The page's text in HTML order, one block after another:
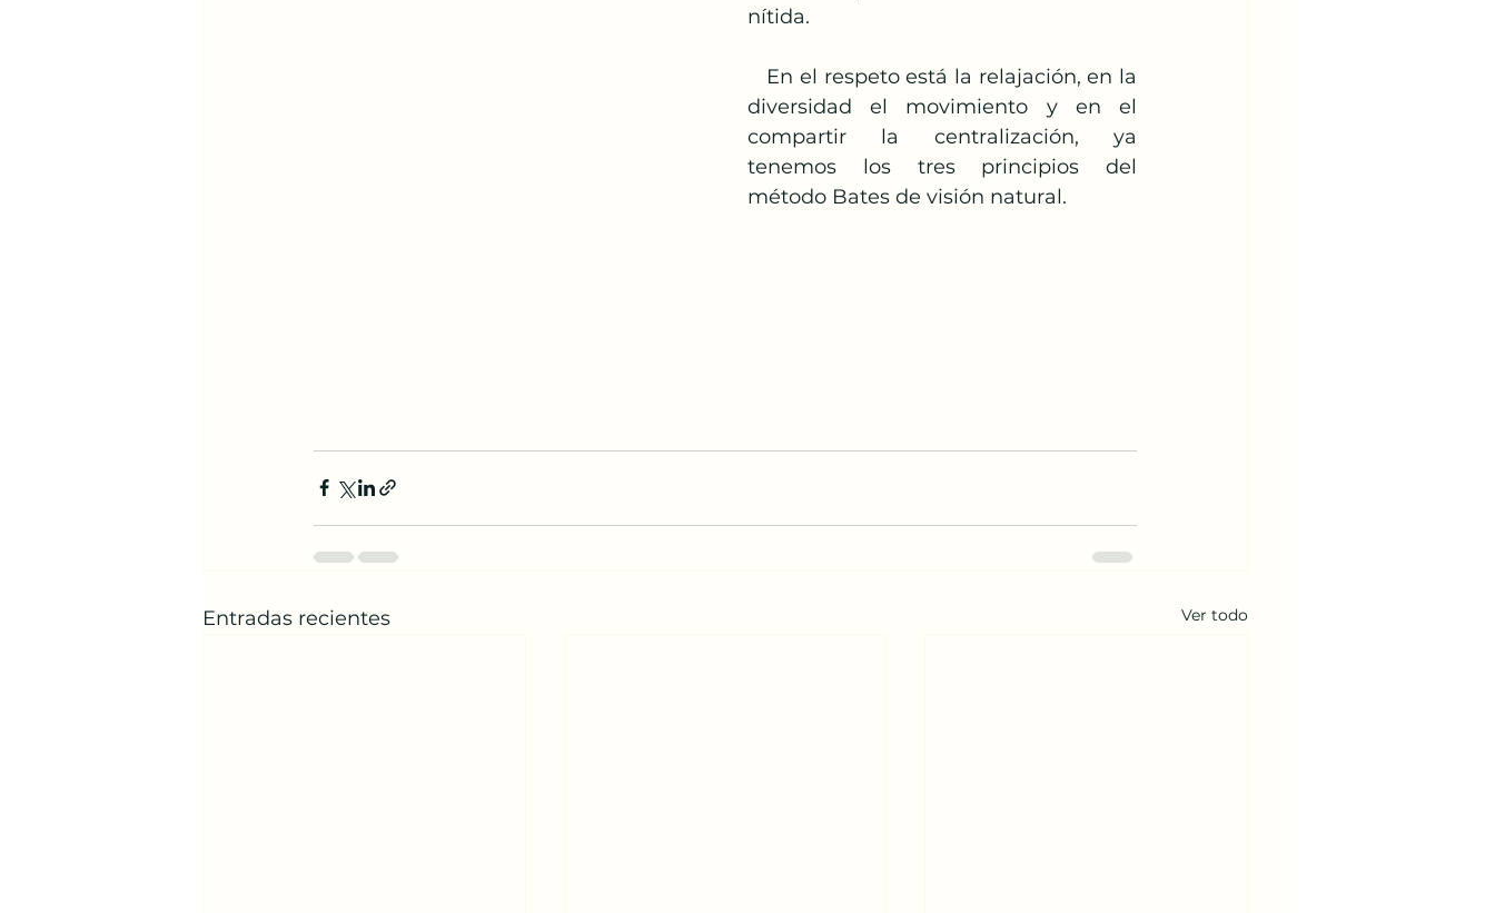
nítida.
diversidad el movimiento y en el
compartir la centralización, ya
tenemos los tres principios del
método Bates de visión natural.
Entradas recientes Ver todo